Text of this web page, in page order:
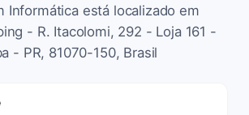
Informática está localizado em
- R. Itacolomi, 292 - Loja 161 -
- PR, 81070-150, Brasil